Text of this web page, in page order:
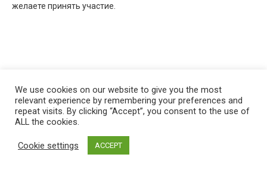
желаете принять участие.
Privacy policy
We use cookies on our website to give you the most
relevant experience by remembering your preferences and
repeat visits. By clicking “Accept”, you consent to the use of
ALL the cookies.
Cookie settings ACCEPT